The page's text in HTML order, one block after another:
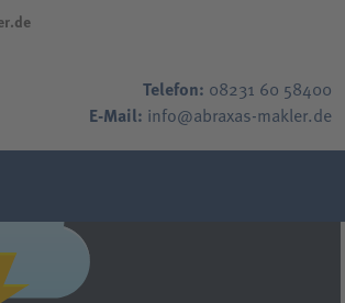
Telefon: 08231 60 58400
E-Mail: info@abraxas-makler.de